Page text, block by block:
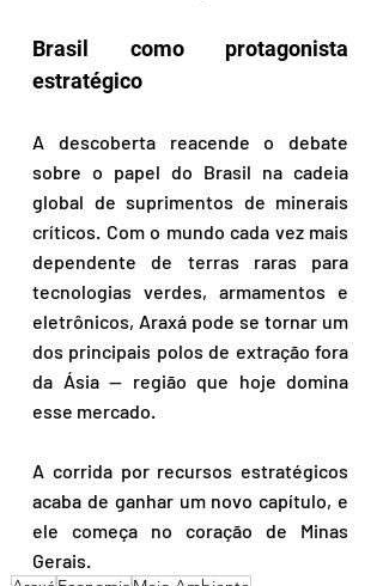
Brasil como protagonista
estratégico
A descoberta reacende o debate
sobre o papel do Brasil na cadeia
global de suprimentos de minerais
críticos. Com o mundo cada vez mais
dependente de terras raras para
tecnologias verdes, armamentos e
eletrônicos, Araxá pode se tornar um
dos principais polos de extração fora
da Ásia — região que hoje domina
esse mercado.
A corrida por recursos estratégicos
acaba de ganhar um novo capítulo, e
ele começa no coração de Minas
Gerais.